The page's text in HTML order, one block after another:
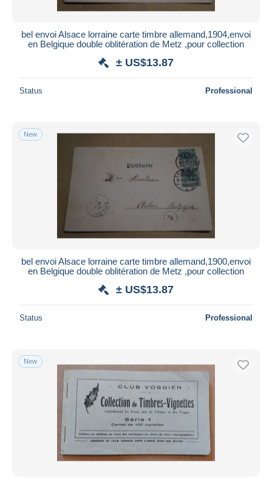
bel envoi Alsace lorraine carte timbre allemand,1904,envoi
en Belgique double oblitération de Metz ,pour collection
± US$13.87
Status Professional
New
bel envoi Alsace lorraine carte timbre allemand,1900,envoi
en Belgique double oblitération de Metz ,pour collection
± US$13.87
Status Professional
New